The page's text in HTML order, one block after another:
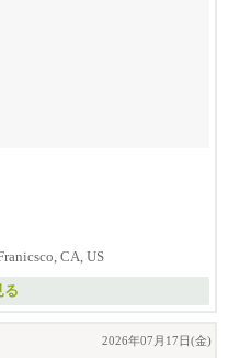
CA, US
る
2026年07月17日(金)